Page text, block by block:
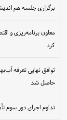
برگزاری جلسه هم
معاون برنامه‌ریزی و
کرد
توافق نهایی تعرفه
حاصل شد
تداوم اجرای دور سوم